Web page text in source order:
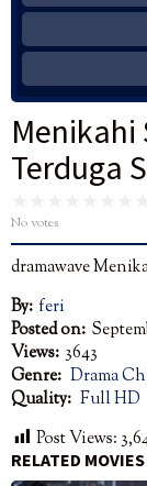
Menikahi
Terduga
No votes
dramawave
By: feri
Posted on:
Views: 3643
Genre: Drama
Quality: Full HD
Post Views:
RELATED MOVIES